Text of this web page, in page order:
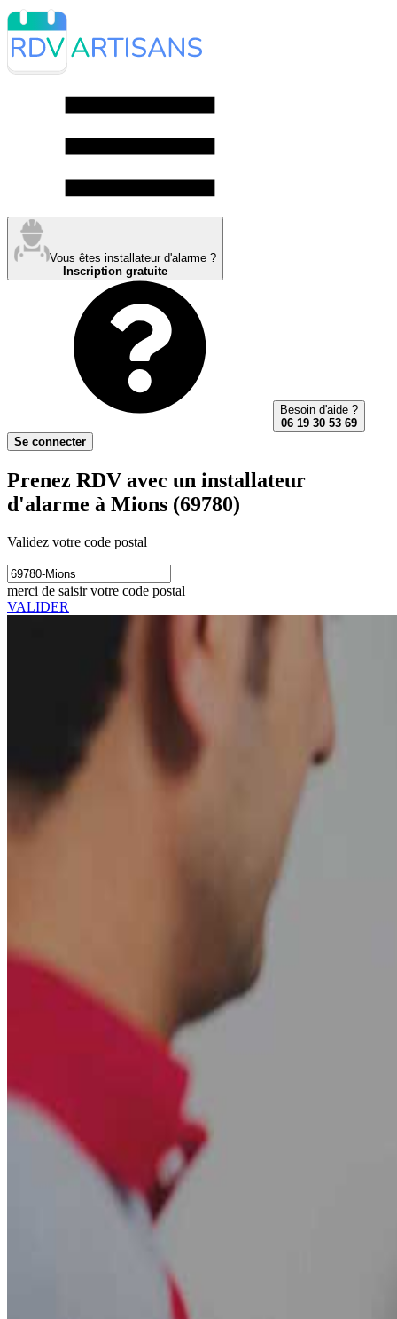
Vous êtes installateur d'alarme ?
Inscription gratuite
Besoin d'aide ?
06 19 30 53 69
Se connecter
Prenez RDV avec un installateur
d'alarme à Mions (69780)
Validez votre code postal
merci de saisir votre code postal
VALIDER